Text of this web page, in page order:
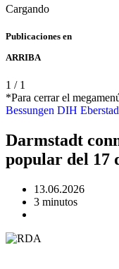
Cargando
Publicaciones en
ARRIBA
1 / 1
*Para cerrar el
Bessungen DIH
Darmstadt
popular del 17
13.06.2026
3 minutos